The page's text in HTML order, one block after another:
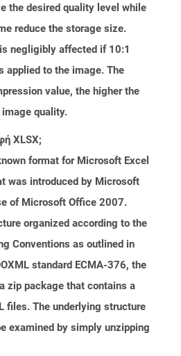
the desired quality level while
reduce the storage size.
negligibly affected if 10:1
applied to the image. The
value, the higher the
quality.
XLSX;
format for Microsoft Excel
was introduced by Microsoft
of Microsoft Office 2007.
organized according to the
Conventions as outlined in
standard ECMA-376, the
zip package that contains a
files. The underlying structure
examined by simply unzipping